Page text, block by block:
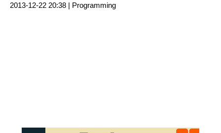
2013-12-22 20:38 | Programming